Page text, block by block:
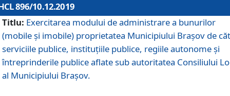
896/10.12.2019
Titlu: Exercitarea modului de administrare a bunurilor
(mobile și imobile) proprietatea Municipiului Brașov de
serviciile publice, instituțiile publice, regiile autonome și
întreprinderile publice aflate sub autoritatea Consiliului
al Municipiului Brașov.